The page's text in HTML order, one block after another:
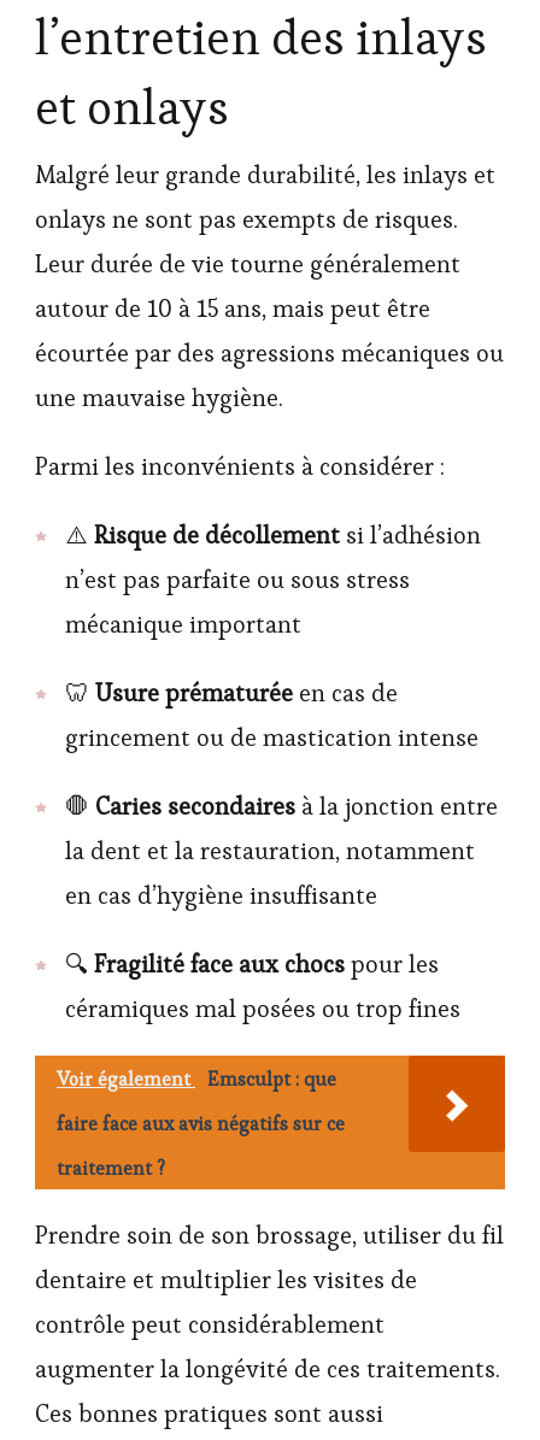
l’entretien des inlays
et onlays
Malgré leur grande durabilité, les inlays et
onlays ne sont pas exempts de risques.
Leur durée de vie tourne généralement
autour de 10 à 15 ans, mais peut être
écourtée par des agressions mécaniques ou
une mauvaise hygiène.
Parmi les inconvénients à considérer :
⚠️ Risque de décollement si l’adhésion
n’est pas parfaite ou sous stress
mécanique important
🦷 Usure prématurée en cas de
grincement ou de mastication intense
🛑 Caries secondaires à la jonction entre
la dent et la restauration, notamment
en cas d’hygiène insuffisante
🔍 Fragilité face aux chocspour les
céramiques mal posées ou trop fines
Voir également
Emsculpt : que
faire face aux avis négatifs sur ce
traitement ?
Prendre soin de son brossage, utiliser du fil
dentaire et multiplier les visites de
contrôle peut considérablement
augmenter la longévité de ces traitements.
Ces bonnes pratiques sont aussi